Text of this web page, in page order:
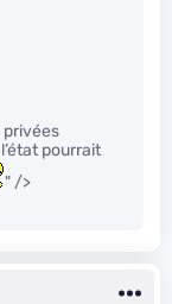
privées
pourrait
" />